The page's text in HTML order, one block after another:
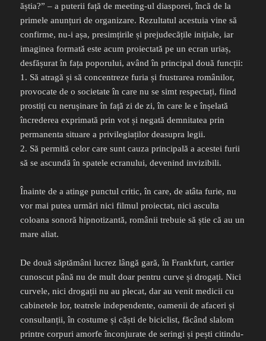
ăștia?” – a puterii față de meeting-ul diasporei, încă de la
primele anunțuri de organizare. Rezultatul acestuia vine să
confirme, nu-i așa, presimțirile și prejudecățile inițiale, iar
imaginea formată este acum proiectată pe un ecran uriaș,
desfășurat în fața poporului, având în principal două funcții:
1. Să atragă și să concentreze furia și frustrarea românilor,
provocate de o societate în care nu se simt respectați, fiind
prostiți cu nerușinare în față zi de zi, în care le e înșelată
încrederea exprimată prin vot și negată demnitatea prin
permanenta situare a privilegiaților deasupra legii.
2. Să permită celor care sunt cauza principală a acestei furii
să se ascundă în spatele ecranului, devenind invizibili.
Înainte de a atinge punctul critic, în care, de atâta furie, nu
vor mai putea urmări nici filmul proiectat, nici asculta
coloana sonoră hipnotizantă, românii trebuie să știe că au un
mare aliat.
De două săptămâni lucrez lângă gară, în Frankfurt, cartier
cunoscut până nu de mult doar pentru curve și drogați. Nici
curvele, nici drogații nu au plecat, dar au venit medicii cu
cabinetele lor, teatrele independente, oamenii de afaceri și
consultanții, în costume și căști de biciclist, făcând slalom
printre corpuri amorfe înconjurate de seringi și pești citindu-